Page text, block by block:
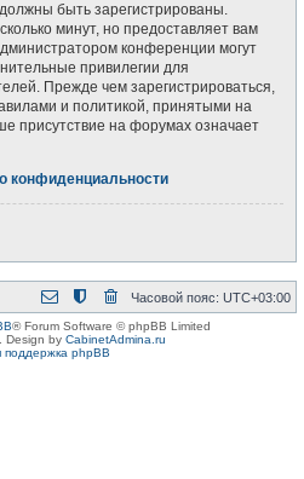
быть зарегистрированы.
минут, но предоставляет вам
конференции могут
привилегии для
Прежде чем зарегистрироваться,
и политикой, принятыми на
присутствие на форумах означает
конфиденциальности
Часовой пояс: UTC+03:00
® Forum Software © phpBB Limited
Design by CabinetAdmina.ru
поддержка phpBB